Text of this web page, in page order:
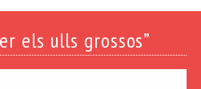
els ulls grossos”